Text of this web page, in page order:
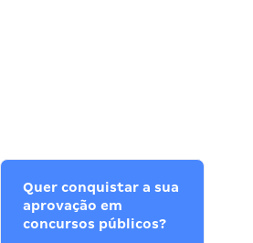
Quer conquistar a sua
aprovação em
concursos públicos?